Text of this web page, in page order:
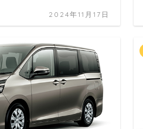
2024年11月17日